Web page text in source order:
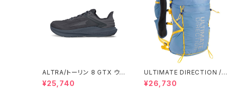
ALTRA/トーリン 8 GTX ウィ
メンズ
¥25,740
ULTIMATE DIRECTION /
アルティメット ディレクション
¥26,730